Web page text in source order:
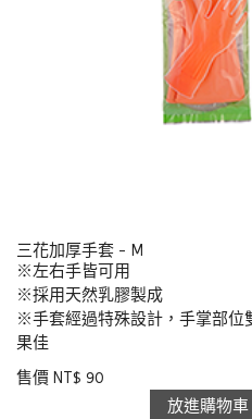
三花加厚手套 - M
※左右手皆可用
※採用天然乳膠製成
※手套經過特殊設計，手掌部位
果佳
售價 NT$ 90